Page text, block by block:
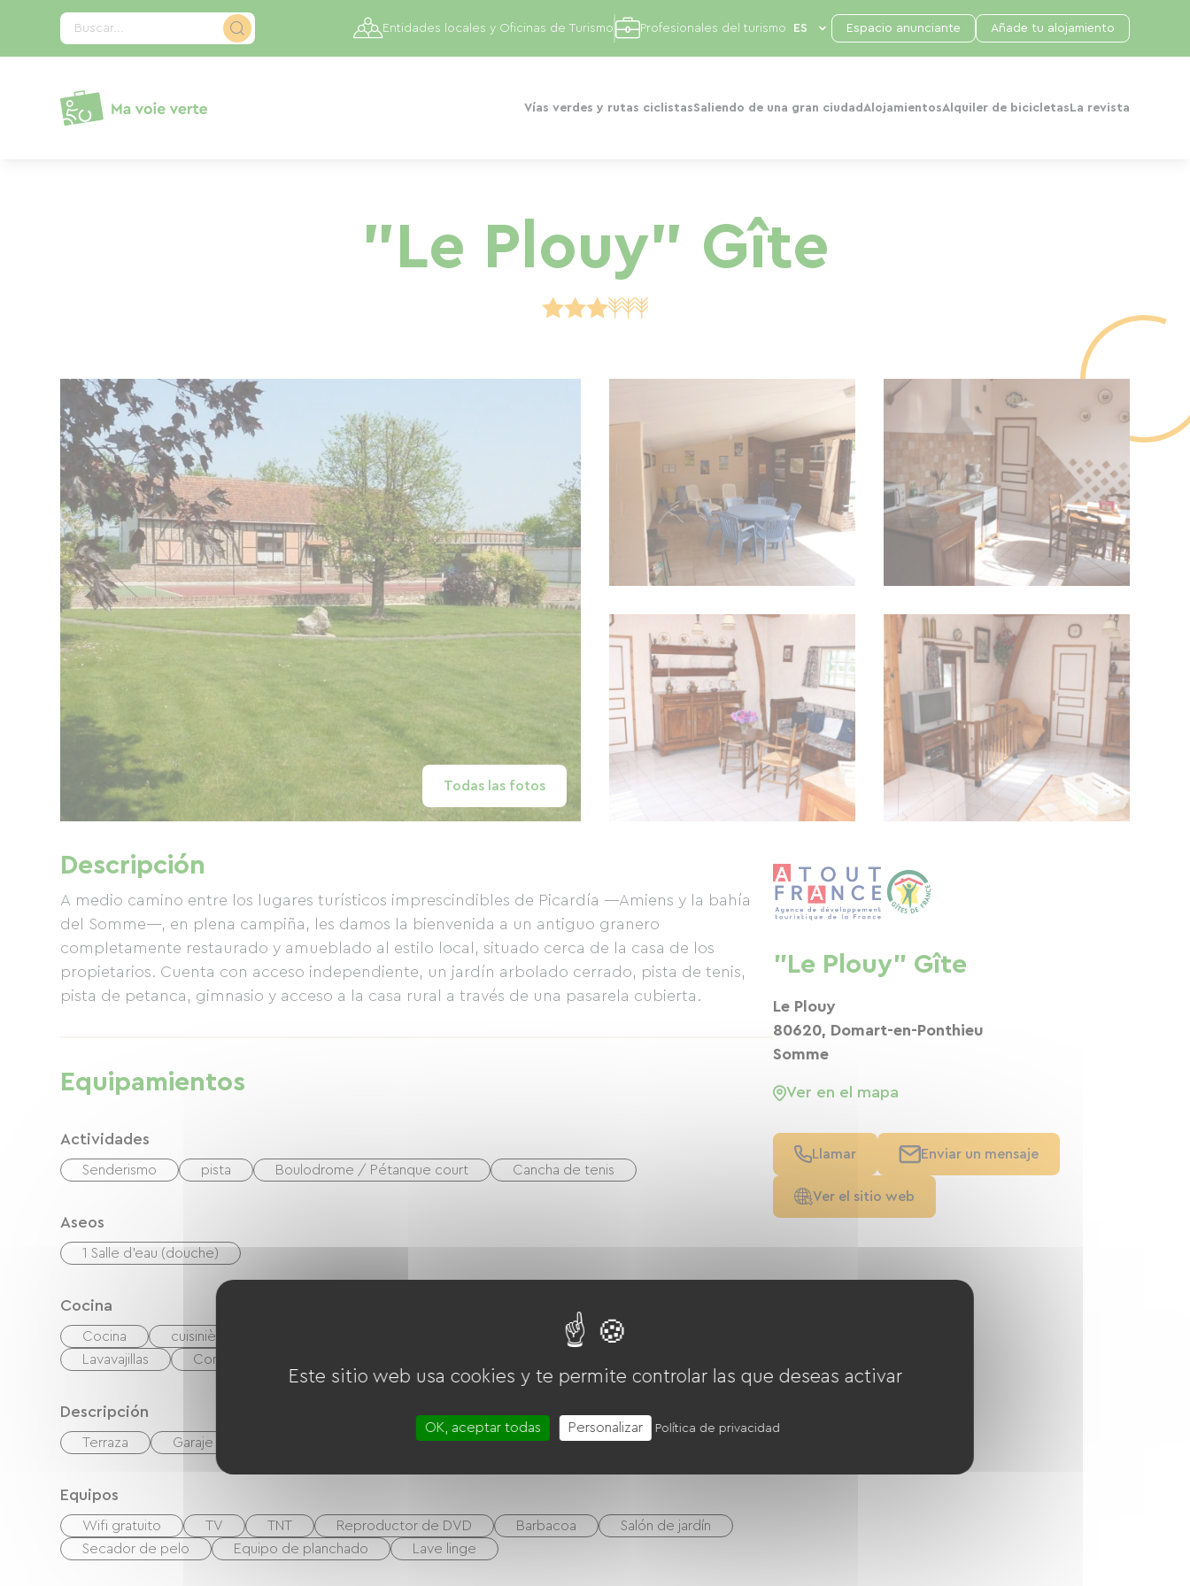
Buscar...
Vías verdes y rutas ciclistasSaliendo de una gran ciudad AlojamientosAlquiler de bicicletas La revista
Entidades locales y Oficinas de Turismo Profesionales del turismo Espacio anunciante Añade tu alojamiento
"Le Plouy" Gîte
Todas las fotos
Descripción
A medio camino entre los lugares turísticos imprescindibles de Picardía —Amiens y la bahía
del Somme—, en plena campiña, les damos la bienvenida a un antiguo granero
completamente restaurado y amueblado al estilo local, situado cerca de la casa de los
propietarios. Cuenta con acceso independiente, un jardín arbolado cerrado, pista de tenis,
pista de petanca, gimnasio y acceso a la casa rural a través de una pasarela cubierta.
Equipamientos
Actividades
Senderismo pista Boulodrome / Pétanque court Cancha de tenis
Aseos
1 Salle d'eau (douche)
Cocina
Cocina cuisinière Campana extractora
Lavavajillas
Congélateur
Descripción
Terraza Garaje Sala de estar / Salón
Equipos
Wifi gratuito TV TNT Reproductor de DVD Barbacoa
Salón de jardín
Secador de pelo
Equipo de planchado Lave linge
"Le Plouy" Gîte
Le Plouy
80620, Domart-en-Ponthieu
Somme
Ver en el mapa
Llamar Enviar un mensaje
Ver el sitio web
Panel de gestión de cookies
Este sitio web usa cookies y te permite controlar las que deseas activar
OK, aceptar todas Personalizar Política de privacidad